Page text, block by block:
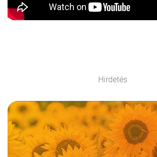
Hirdetés